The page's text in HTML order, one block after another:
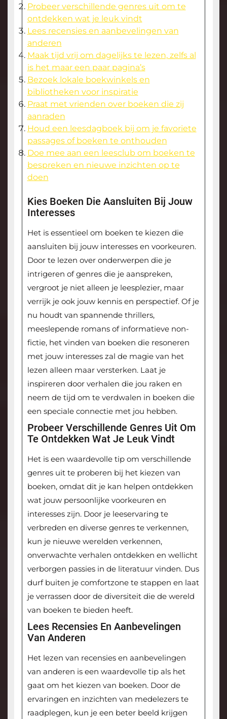
Probeer verschillende genres uit om te
ontdekken wat je leuk vindt
Lees recensies en aanbevelingen van
anderen
Maak tijd vrij om dagelijks te lezen, zelfs al
is het maar een paar pagina’s
Bezoek lokale boekwinkels en
bibliotheken voor inspiratie
Praat met vrienden over boeken die zij
aanraden
Houd een leesdagboek bij om je favoriete
passages of boeken te onthouden
Doe mee aan een leesclub om boeken te
bespreken en nieuwe inzichten op te
doen
Kies Boeken Die Aansluiten Bij Jouw
Interesses
Het is essentieel om boeken te kiezen die
aansluiten bij jouw interesses en voorkeuren.
Door te lezen over onderwerpen die je
intrigeren of genres die je aanspreken,
vergroot je niet alleen je leesplezier, maar
verrijk je ook jouw kennis en perspectief. Of je
nu houdt van spannende thrillers,
meeslepende romans of informatieve non-
fictie, het vinden van boeken die resoneren
met jouw interesses zal de magie van het
lezen alleen maar versterken. Laat je
inspireren door verhalen die jou raken en
neem de tijd om te verdwalen in boeken die
een speciale connectie met jou hebben.
Probeer Verschillende Genres Uit Om
Te Ontdekken Wat Je Leuk Vindt
Het is een waardevolle tip om verschillende
genres uit te proberen bij het kiezen van
boeken, omdat dit je kan helpen ontdekken
wat jouw persoonlijke voorkeuren en
interesses zijn. Door je leeservaring te
verbreden en diverse genres te verkennen,
kun je nieuwe werelden verkennen,
onverwachte verhalen ontdekken en wellicht
verborgen passies in de literatuur vinden. Dus
durf buiten je comfortzone te stappen en laat
je verrassen door de diversiteit die de wereld
van boeken te bieden heeft.
Lees Recensies En Aanbevelingen
Van Anderen
Het lezen van recensies en aanbevelingen
van anderen is een waardevolle tip als het
gaat om het kiezen van boeken. Door de
ervaringen en inzichten van medelezers te
raadplegen, kun je een beter beeld krijgen